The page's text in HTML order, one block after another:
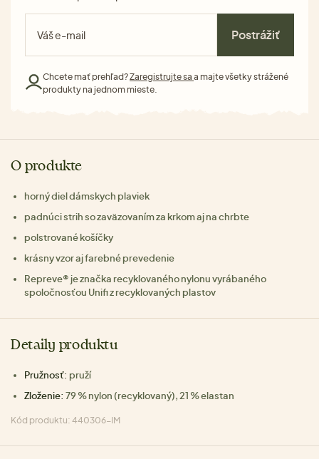
Postrážiť
Chcete mať prehľad?Zaregistrujte sa a majte všetky strážené
produkty na jednom mieste.
O produkte
horný diel dámskych plaviek
padnúci strih so zaväzovaním za krkom aj na chrbte
polstrované košíčky
krásny vzor aj farebné prevedenie
Repreve® je značka recyklovaného nylonu vyrábaného
spoločnosťou Unifi z recyklovaných plastov
Detaily produktu
Pružnosť: pruží
Zloženie: 79 % nylon (recyklovaný), 21 % elastan
Kód produktu: 440306-IM